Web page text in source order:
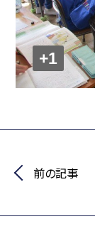
+1
前の記事